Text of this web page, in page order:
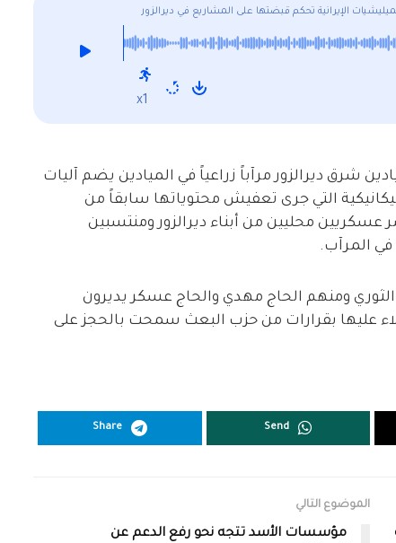
الإيرانية تحكم قبضتها على المشاريع في ديرالزور
x1
شرق ديرالزور مرآباً زراعياً في الميادين يضم آليات
التي جرى تعفيش محتوياتها سابقاً من
عسكريين محليين من أبناء ديرالزور ومنتسبين
في المرآب.
ومنهم الحاج مهدي والحاج عسكر يديرون
عليها بقرارات من حزب البعث سمحت بالحجز على
Send
Share
الموضوع التالي
مؤسسات الأسد تتجه نحو رفع الدعم عن